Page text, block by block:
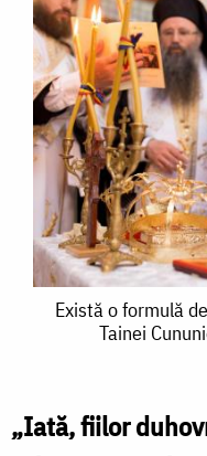
Există
de
Există o formulă
Tainei
„Iată, fiilor